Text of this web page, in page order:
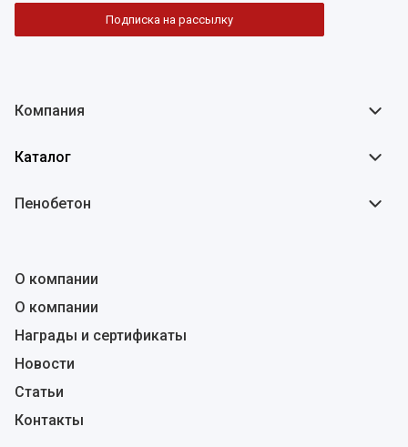
Подписка на рассылку
Компания
Каталог
Пенобетон
О компании
О компании
Награды и сертификаты
Новости
Статьи
Контакты